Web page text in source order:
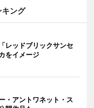
キング
レッドブリックサンセ
をイメージ
・アントワネット・ス